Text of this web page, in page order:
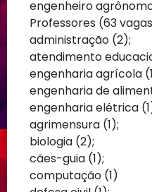
engenheiro
Professores (63
administração (2);
atendimento
engenharia agrícola
engenharia de
engenharia elétrica
agrimensura (1);
biologia (2);
cães-guia (1);
computação (1)